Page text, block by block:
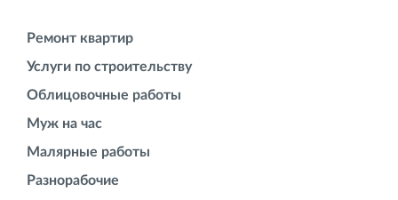
Ремонт квартир
Услуги по строительству
Облицовочные работы
Муж на час
Малярные работы
Разнорабочие